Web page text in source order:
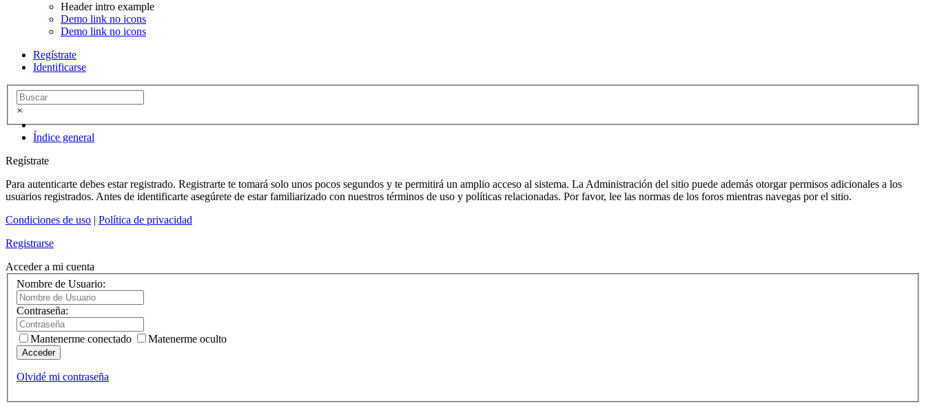
Header intro example
Demo link no icons
Demo link no icons
Regístrate
Identificarse
×
Índice general
Regístrate
Para autenticarte debes estar registrado. Registrarte te tomará solo unos pocos segundos y te permitirá un amplio acceso al sistema. La Administración del sitio puede además otorgar permisos adicionales a los
usuarios registrados. Antes de identificarte asegúrete de estar familiarizado con nuestros términos de uso y políticas relacionadas. Por favor, lee las normas de los foros mientras navegas por el sitio.
Condiciones de uso | Política de privacidad
Registrarse
Acceder a mi cuenta
Nombre de Usuario:
Contraseña:
Mantenerme conectado Matenerme oculto
Acceder
Olvidé mi contraseña